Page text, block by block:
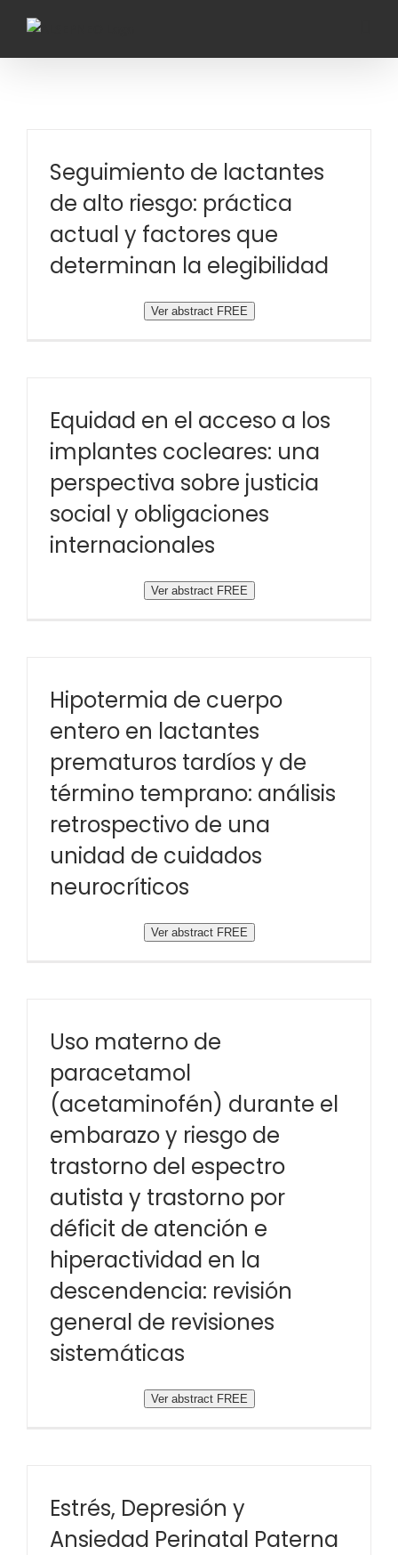
contenido
Seguimiento de lactantes
de alto riesgo: práctica
actual y factores que
determinan la elegibilidad
Ver abstract FREE
Equidad en el acceso a los
implantes cocleares: una
perspectiva sobre justicia
social y obligaciones
internacionales
Ver abstract FREE
Hipotermia de cuerpo
entero en lactantes
prematuros tardíos y de
término temprano: análisis
retrospectivo de una
unidad de cuidados
neurocríticos
Ver abstract FREE
Uso materno de
paracetamol
(acetaminofén) durante el
embarazo y riesgo de
trastorno del espectro
autista y trastorno por
déficit de atención e
hiperactividad en la
descendencia: revisión
general de revisiones
sistemáticas
Ver abstract FREE
Estrés, Depresión y
Ansiedad Perinatal Paterna